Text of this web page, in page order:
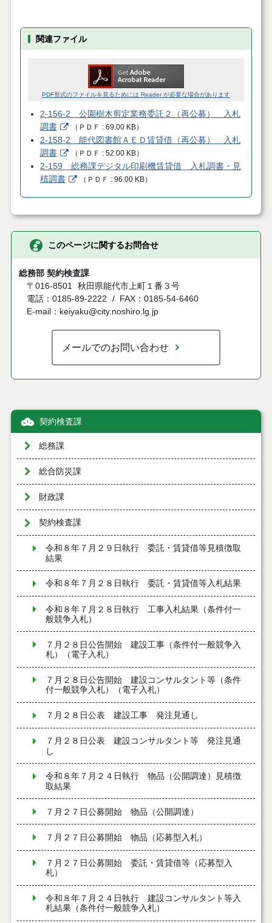
関連ファイル
PDF形式のファイルを見るためには Reader が必要な場合があります
2-156-2 公園樹木剪定業務委託２（再公募） 入札
調書
（ ＰＤＦ 69.00 KB）
2-158-2 能代図書館ＡＥＤ賃貸借（再公募） 入札
調書
（ ＰＤＦ 52.00 KB）
2-159 総務課デジタル印刷機賃貸借 入札調書・見
積調書
（ ＰＤＦ 96.00 KB）
このページに関するお問合せ
総務部 契約検査課
〒016-8501 秋田県能代市上町１番３号
電話：0185-89-2222
FAX：0185-54-6460
E-mail：keiyaku@city.noshiro.lg.jp
メールでのお問い合わせ
契約検査課
総務課
総合防災課
財政課
契約検査課
令和８年７月２９日執行 委託・賃貸借等見積徴取
結果
令和８年７月２８日執行 委託・賃貸借等入札結果
令和８年７月２８日執行 工事入札結果（条件付一
般競争入札）
７月２８日公告開始 建設工事（条件付一般競争入
札）（電子入札）
７月２８日公告開始 建設コンサルタント等（条件
付一般競争入札）（電子入札）
７月２８日公表 建設工事 発注見通し
７月２８日公表 建設コンサルタント等 発注見通
し
令和８年７月２４日執行 物品（公開調達）見積徴
取結果
７月２７日公募開始 物品（公開調達）
７月２７日公募開始 物品（応募型入札）
７月２７日公募開始 委託・賃貸借等（応募型入
札）
令和８年７月２４日執行 建設コンサルタント等入
札結果（条件付一般競争入札）